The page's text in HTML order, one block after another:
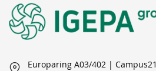
Europaring A03/402 | Campus21